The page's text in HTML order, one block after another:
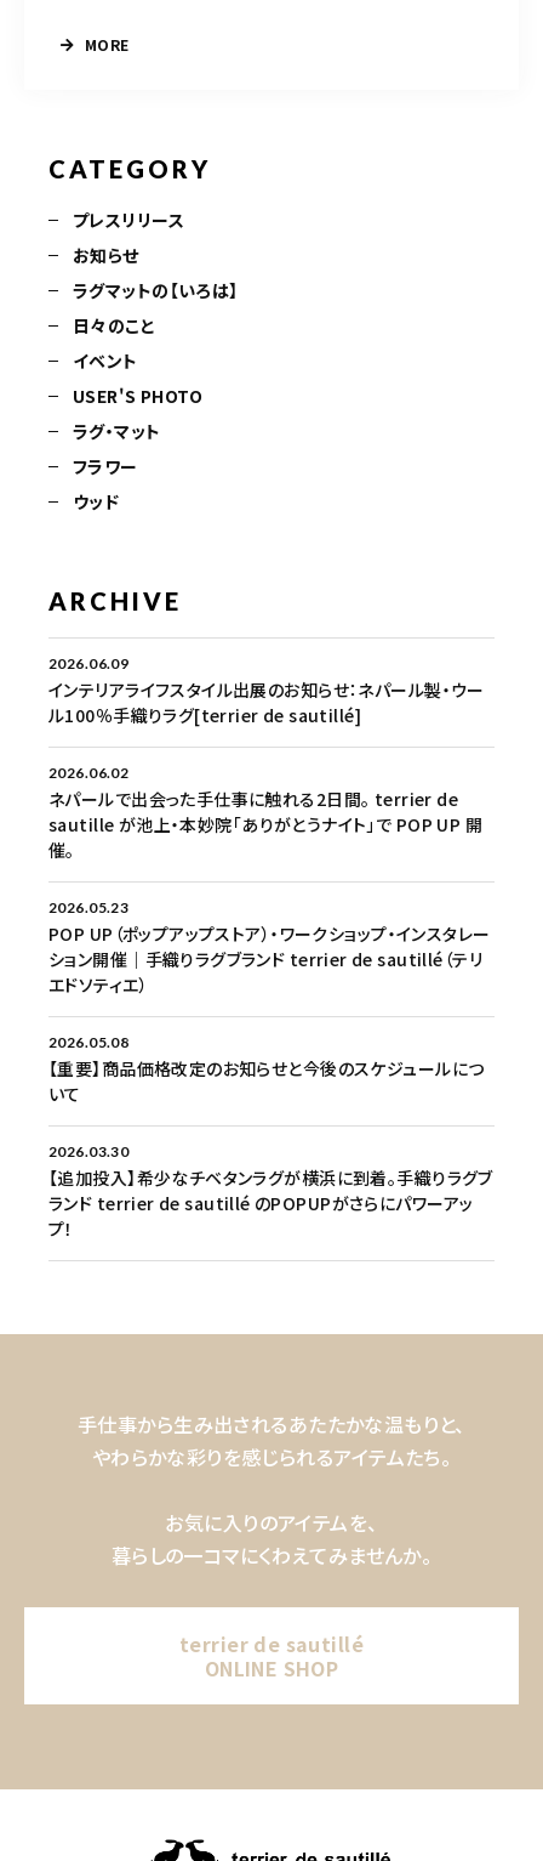
MORE
CATEGORY
プレスリリース
お知らせ
ラグマットの【いろは】
日々のこと
イベント
USER'S PHOTO
ラグ・マット
フラワー
ウッド
ARCHIVE
2026.06.09
インテリアライフスタイル出展のお知らせ：ネパール製・ウー
ル100％手織りラグ[terrier de sautillé]
2026.06.02
ネパールで出会った手仕事に触れる2日間。 terrier de
sautille が池上・本妙院「ありがとうナイト」で POP UP 開
催。
2026.05.23
POP UP（ポップアップストア）・ワークショップ・インスタレー
ション開催｜手織りラグブランド terrier de sautillé（テリ
エドソティエ）
2026.05.08
【重要】商品価格改定のお知らせと今後のスケジュールにつ
いて
2026.03.30
【追加投入】希少なチベタンラグが横浜に到着。手織りラグブ
ランド terrier de sautillé のPOPUPがさらにパワーアッ
プ！
手仕事から生み出されるあたたかな温もりと、
やわらかな彩りを感じられるアイテムたち。
お気に入りのアイテムを、
暮らしの一コマにくわえてみませんか。
terrier de sautillé
ONLINE SHOP